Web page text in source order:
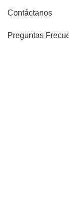
Contáctanos
Preguntas